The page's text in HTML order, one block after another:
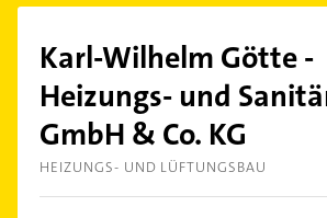
Karl-Wilhelm Götte -
Heizungs- und
GmbH & Co. KG
HEIZUNGS- UND LÜFTUNGSBAU